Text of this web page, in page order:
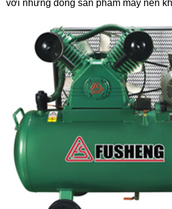
với những dòng sản phẩm máy nén